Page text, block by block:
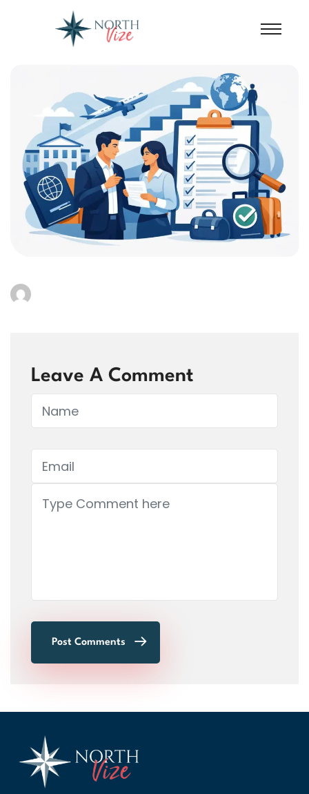
Leave A Comment
Post Comments